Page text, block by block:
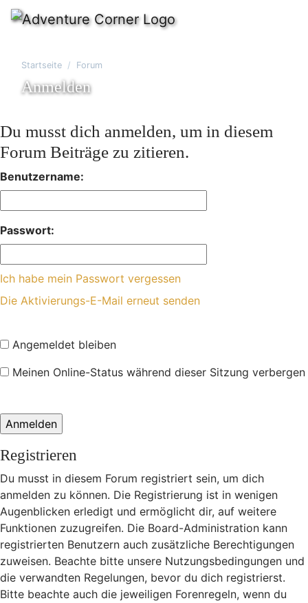
Startseite Forum
Anmelden
Du musst dich anmelden, um in diesem
Forum Beiträge zu zitieren.
Benutzername:
Passwort:
Ich habe mein Passwort vergessen
Die Aktivierungs-E-Mail erneut senden
Angemeldet bleiben
Meinen Online-Status während dieser Sitzung verbergen
Registrieren
Du musst in diesem Forum registriert sein, um dich
anmelden zu können. Die Registrierung ist in wenigen
Augenblicken erledigt und ermöglicht dir, auf weitere
Funktionen zuzugreifen. Die Board-Administration kann
registrierten Benutzern auch zusätzliche Berechtigungen
zuweisen. Beachte bitte unsere Nutzungsbedingungen und
die verwandten Regelungen, bevor du dich registrierst.
Bitte beachte auch die jeweiligen Forenregeln, wenn du